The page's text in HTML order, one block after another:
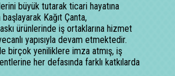
büyük tutarak ticari hayatına
Kağıt Çanta,
ürünlerinde iş ortaklarına hizmet
yapısıyla devam etmektedir.
birçok yeniliklere imza atmış, iş
her defasında farklı katkılarda